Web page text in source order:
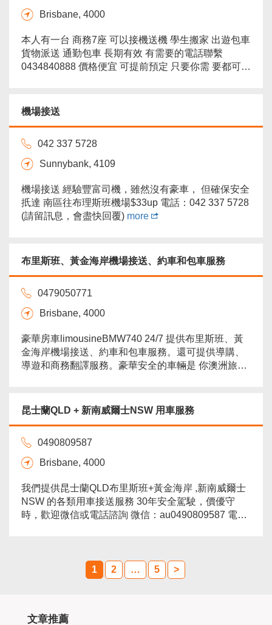
Brisbane, 4000
本人有一台 商務7座 可以接機送機 學生搬家 出遊包車
貨物派送 通勤包車 長期有效 有需要的電話聯繫
0434840888 價格便宜 可提前預定 只要你需 要都可
機場接送
042 337 5728
Sunnybank, 4109
機場接送 經驗豐富司機，雖然沒有豪車， 但確保安全
扺達 南區往布理斯班機場$33up 電話：042 337 5728
(請留訊息，會盡快回覆) more
布里斯班、黃金海岸機場接送、約車和包車服務
0479050771
Brisbane, 4000
豪華房車limousineBMW740 24/7 提供布里斯班、黃
金海岸機場接送、約車和包車服務。還可提供導購、
導遊和商務翻譯服務。豪華安全的車輛是 你澳洲旅途
昆士蘭QLD + 新南威爾士NSW 用車服務
0490809587
Brisbane, 4000
我們提供昆士蘭QLD布里斯班+黃金海岸 ,新南威爾士
NSW 的各類用車接送服務 30年安全駕駛，價優守
時，歡迎微信或電話諮詢 微信：au0490809587 電
1 2 … 5 >
文章推薦